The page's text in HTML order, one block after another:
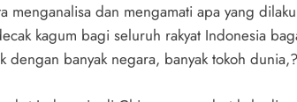
menganalisa dan mengamati apa yang
kagum bagi seluruh rakyat Indonesia
dengan banyak negara, banyak tokoh